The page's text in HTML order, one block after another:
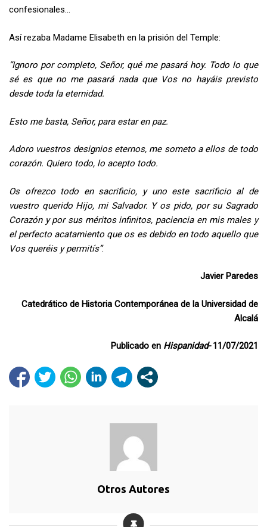
confesionales…
Así rezaba Madame Elisabeth en la prisión del Temple:
“Ignoro por completo, Señor, qué me pasará hoy. Todo lo que
sé es que no me pasará nada que Vos no hayáis previsto
desde toda la eternidad.
Esto me basta, Señor, para estar en paz.
Adoro vuestros designios eternos, me someto a ellos de todo
corazón. Quiero todo, lo acepto todo.
Os ofrezco todo en sacrificio, y uno este sacrificio al de
vuestro querido Hijo, mi Salvador. Y os pido, por su Sagrado
Corazón y por sus méritos infinitos, paciencia en mis males y
el perfecto acatamiento que os es debido en todo aquello que
Vos queréis y permitís”.
Javier Paredes
Catedrático de Historia Contemporánea de la Universidad de
Alcalá
Publicado en Hispanidad-11/07/2021
Otros Autores